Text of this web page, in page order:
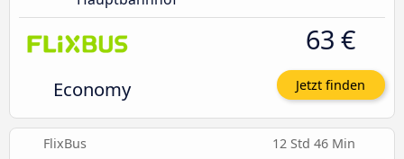
Economy
63 €
Jetzt finden
FlixBus 12 Std 46 Min